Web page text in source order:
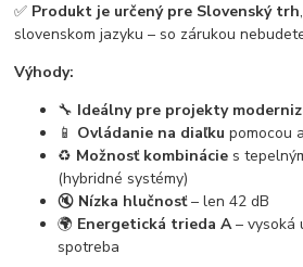
✅ Produkt je určený pre Slovenský trh
slovenskom jazyku – so zárukou
Výhody:
🔧 Ideálny pre projekty
📱 Ovládanie na diaľku pomocou
♻️ Možnosť kombinácie s
(hybridné systémy)
🔇 Nízka hlučnosť– len 42 dB
🌍 Energetická trieda A– vysoká
spotreba